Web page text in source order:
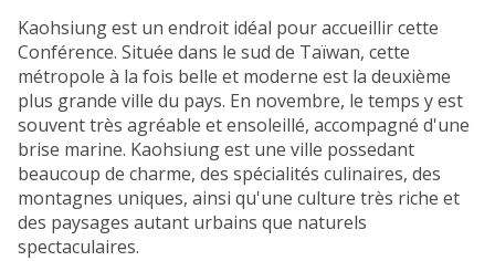
Kaohsiung est un endroit idéal pour accueillir cette
Conférence. Située dans le sud de Taïwan, cette
métropole à la fois belle et moderne est la deuxième
plus grande ville du pays. En novembre, le temps y est
souvent très agréable et ensoleillé, accompagné d'une
brise marine. Kaohsiung est une ville possedant
beaucoup de charme, des spécialités culinaires, des
montagnes uniques, ainsi qu'une culture très riche et
des paysages autant urbains que naturels
spectaculaires.